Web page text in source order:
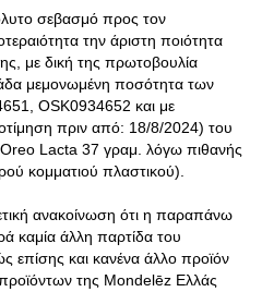
σεβασμό προς τον
την άριστη ποιότητα
με δική της πρωτοβουλία
μεμονωμένη ποσότητα των
OSK0934652 και με
πριν από: 18/8/2024) του
Lacta 37 γραμ. λόγω πιθανής
κομματιού πλαστικού).
ανακοίνωση ότι η παραπάνω
καμία άλλη παρτίδα του
επίσης και κανένα άλλο προϊόν
της Mondelēz Ελλάς